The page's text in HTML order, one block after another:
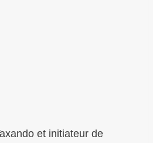
et initiateur de